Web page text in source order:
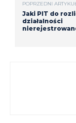
POPRZEDNI
Jaki PIT do
działalności